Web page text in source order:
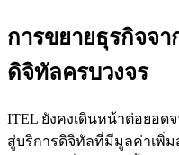
การขยายธุรกิจจา
ดิจิทัลครบวงจร
ITEL ยังคงเดินหน้าต่อยอด
สู่บริการดิจิทัลที่มีมูลค่าเพิ่ม